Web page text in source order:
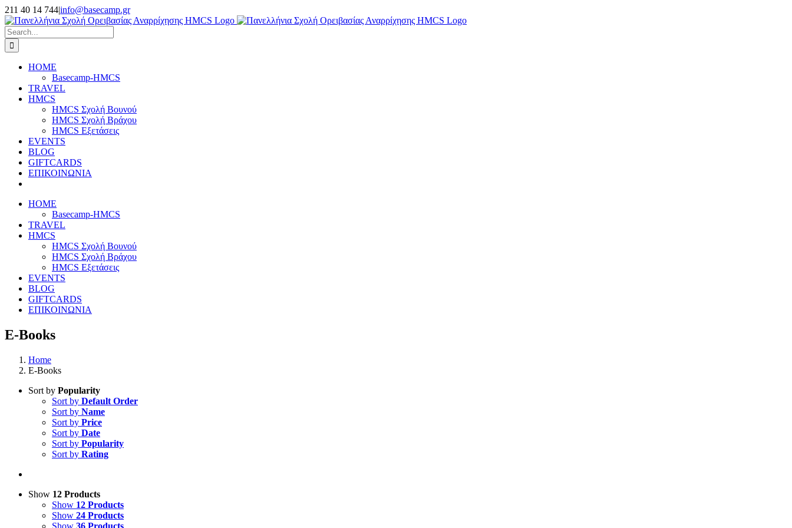
Skip
to
content
211 40 14 744|info@basecamp.gr
Facebook
Instagram
YouTube
Search
for:
HOME
Basecamp-HMCS
TRAVEL
HMCS
HMCS Σχολή Βουνού
HMCS Σχολή Βράχου
HMCS Εξετάσεις
EVENTS
BLOG
GIFTCARDS
ΕΠΙΚΟΙΝΩΝΙΑ
HOME
Basecamp-HMCS
TRAVEL
HMCS
HMCS Σχολή Βουνού
HMCS Σχολή Βράχου
HMCS Εξετάσεις
EVENTS
BLOG
GIFTCARDS
ΕΠΙΚΟΙΝΩΝΙΑ
E-Books
Home
E-Books
Sort by Popularity
Sort by Default Order
Sort by Name
Sort by Price
Sort by Date
Sort by Popularity
Sort by Rating
Show 12 Products
Show 12 Products
Show 24 Products
Show 36 Products